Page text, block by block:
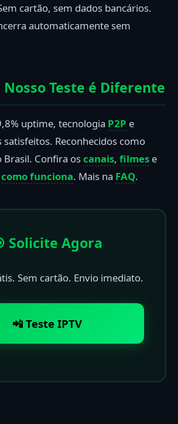
cartão, sem dados bancários.
automaticamente sem
Nosso Teste é Diferente
uptime, tecnologia P2P e
Reconhecidos como
Brasil. Confira oscanais, filmes e
como funciona. Mais na FAQ.
Solicite Agora
Sem cartão. Envio imediato.
📲 Teste IPTV